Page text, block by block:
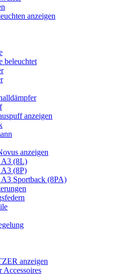
anzeigen
beleuchtet
anzeigen
anzeigen
(8L)
(8P)
Sportback (8PA)
anzeigen
Accessoires